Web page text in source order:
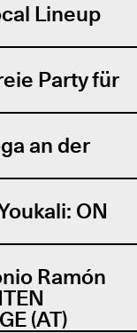
Lineup
Party für
an der
ON
Ramón
(AT)